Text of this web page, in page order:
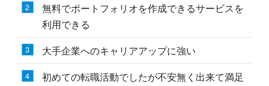
無料でポートフォリオを作成できるサービスを
利用できる
大手企業へのキャリアアップに強い
初めての転職活動でしたが不安無く出来て満足